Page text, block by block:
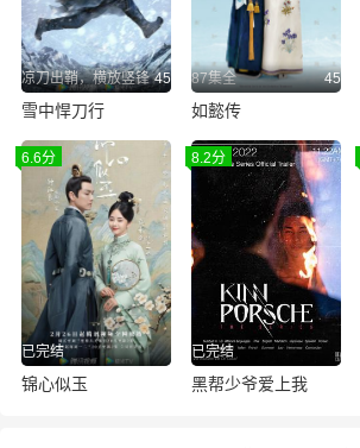
凉刀出鞘，横放竖锋 45
雪中悍刀行
87集全 45
如懿传
6.6分
已完结
锦心似玉
8.2分
已完结
黑帮少爷爱上我